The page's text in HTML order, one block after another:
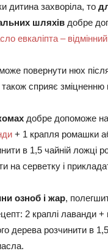
дитина захворіла, то
шляхів добре
евкаліпта –
повернути нюх
сприяє зміцненню
добре допоможе
+ 1 крапля ромашки
в 1,5 чайній ложці
на серветку і
озноб і жар,
2 краплі лаванди +
дерева розчинити в